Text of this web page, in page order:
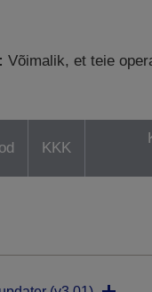
Võimalik, et teie
KKK